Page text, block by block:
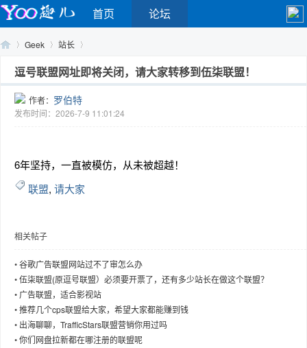
首页 论坛
Geek
›
站长
›
逗号联盟网址即将关闭，请大家转移到伍柒联盟！
作者： 罗伯特
发布时间：2026-7-9 11:01:24
6年坚持，一直被模仿，从未被超越！
联盟, 请大家
相关帖子
•谷歌广告联盟网站过不了审怎么办
•伍柒联盟(原逗号联盟）必须要开票了，还有多少站长在做这个联盟？
• 广告联盟，适合影视站
•推荐几个cps联盟给大家，希望大家都能赚到钱
• 出海聊聊，TrafficStars联盟营销你用过吗
•你们网盘拉新都在哪注册的联盟呢